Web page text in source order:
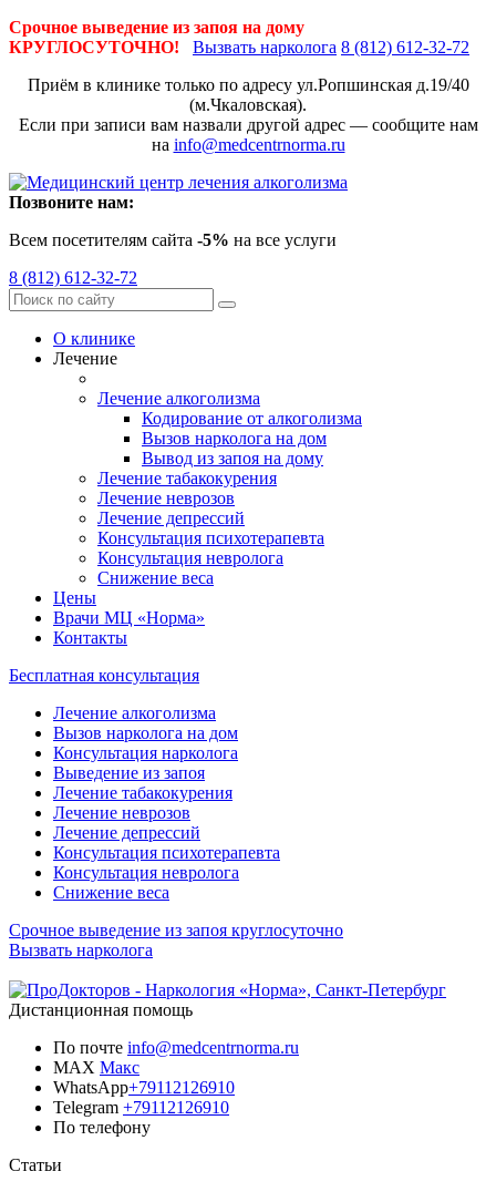
Срочное выведение из запоя на дому
КРУГЛОСУТОЧНО!
Вызвать нарколога 8 (812) 612-32-72
Приём в клинике только по адресу ул.Ропшинская д.19/40
(м.Чкаловская).
Если при записи вам назвали другой адрес — сообщите нам
на info@medcentrnorma.ru
Позвоните нам:
Всем посетителям сайта -5% на все услуги
8 (812) 612-32-72
О клинике
Лечение
Лечение алкоголизма
Кодирование от алкоголизма
Вызов нарколога на дом
Вывод из запоя на дому
Лечение табакокурения
Лечение неврозов
Лечение депрессий
Консультация психотерапевта
Консультация невролога
Снижение веса
Цены
Врачи МЦ «Норма»
Контакты
Бесплатная консультация
Лечение алкоголизма
Вызов нарколога на дом
Консультация нарколога
Выведение из запоя
Лечение табакокурения
Лечение неврозов
Лечение депрессий
Консультация психотерапевта
Консультация невролога
Снижение веса
Срочное выведение из запоя круглосуточно
Вызвать нарколога
Дистанционная помощь
По почте info@medcentrnorma.ru
MAX Макс
WhatsApp+79112126910
Telegram +79112126910
По телефону
Статьи